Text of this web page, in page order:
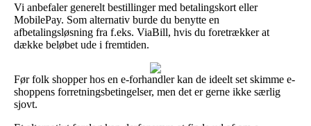
Vi anbefaler generelt bestillinger med betalingskort eller
MobilePay. Som alternativ burde du benytte en
afbetalingsløsning fra f.eks. ViaBill, hvis du foretrækker at
dække beløbet ude i fremtiden.
Før folk shopper hos en e-forhandler kan de ideelt set skimme e-
shoppens forretningsbetingelser, men det er gerne ikke særlig
sjovt.